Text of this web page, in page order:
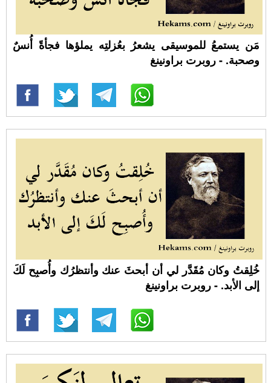
مَن يستمعُ للموسيقى يشعرُ بعُزلتِه يملؤها فجأةً أُنسٌ
وصحبة. - روبرت براونينغ
خُلِقتُ وكان مُقَدَّر لي أن أبحثَ عنك وأنتظرُك وأُصبِح لَكَ
إلى الأبد. - روبرت براونينغ